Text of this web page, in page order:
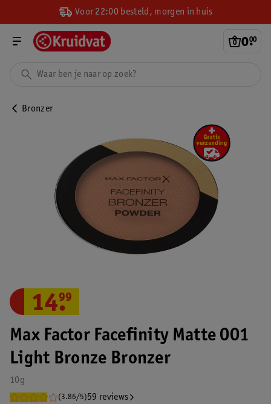
Voor 22:00 besteld, morgen in huis
0.
00
Bronzer
Max Factor Facefinity Matte 001
Light Bronze Bronzer
10g
(3.86/5)59 reviews
14.
99